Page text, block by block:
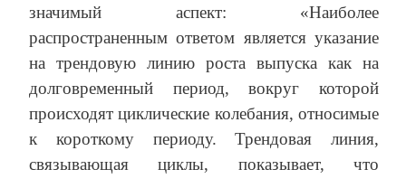
значимый аспект: «Наиболее
распространенным ответом является указание
на трендовую линию роста выпуска как на
долговременный период, вокруг которой
происходят циклические колебания, относимые
к короткому периоду. Трендовая линия,
связывающая циклы, показывает, что